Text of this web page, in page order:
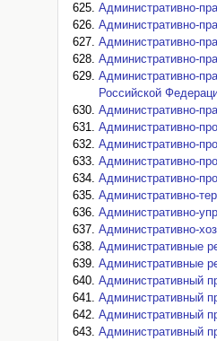
Административно-
Административно-
Административно-
Административно-
Административно-
Российской
Административно-
Административно-
Административно-
Административно-
Административно-
Административно-
Административно-
Административно-
Административные
Административные
Административный
Административный
Административный
Административный